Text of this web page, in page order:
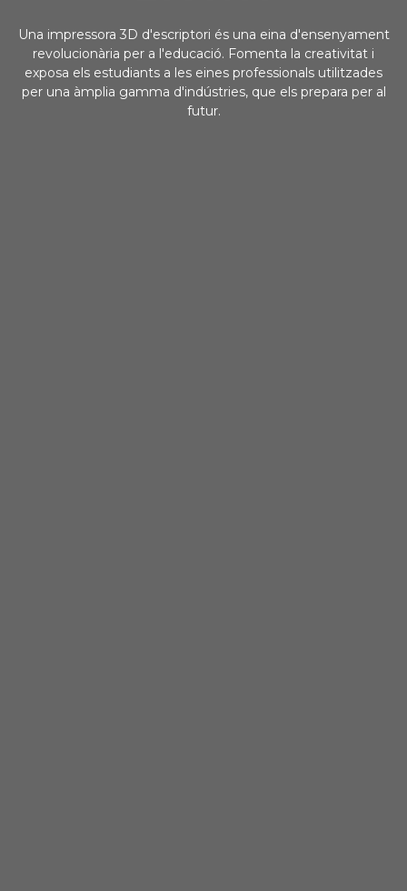
Una impressora 3D d'escriptori és una eina d'ensenyament
revolucionària per a l'educació. Fomenta la creativitat i
exposa els estudiants a les eines professionals utilitzades
per una àmplia gamma d'indústries, que els prepara per al
futur.